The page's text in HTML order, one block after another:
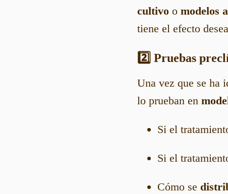
cultivo o modelos
tiene el efecto
2️⃣ Pruebas
Una vez que se ha
lo prueban en
Si el
Si el
Cómo se